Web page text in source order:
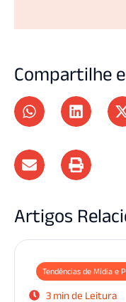
Compartilhe
Artigos
Tendências de Mídia e
3 min de Leitura